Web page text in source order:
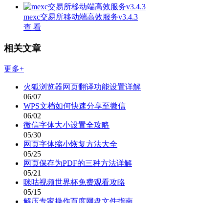
mexc交易所移动端高效服务v3.4.3
查 看
相关文章
更多+
火狐浏览器网页翻译功能设置详解
06/07
WPS文档如何快速分享至微信
06/02
微信字体大小设置全攻略
05/30
网页字体缩小恢复方法大全
05/25
网页保存为PDF的三种方法详解
05/21
咪咕视频世界杯免费观看攻略
05/15
解压专家操作百度网盘文件指南